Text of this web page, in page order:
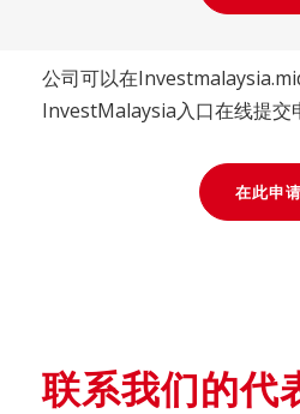
公司可以在
InvestMalaysia入口在线提交
在此申请
联系我们的代